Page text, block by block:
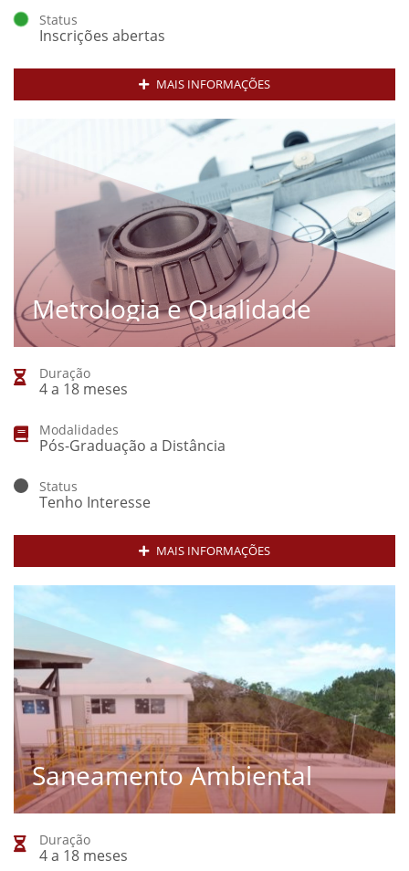
Status
Inscrições abertas
MAIS INFORMAÇÕES
Metrologia e Qualidade
Duração
4 a 18 meses
Modalidades
Pós-Graduação a Distância
Status
Tenho Interesse
MAIS INFORMAÇÕES
Saneamento Ambiental
Duração
4 a 18 meses